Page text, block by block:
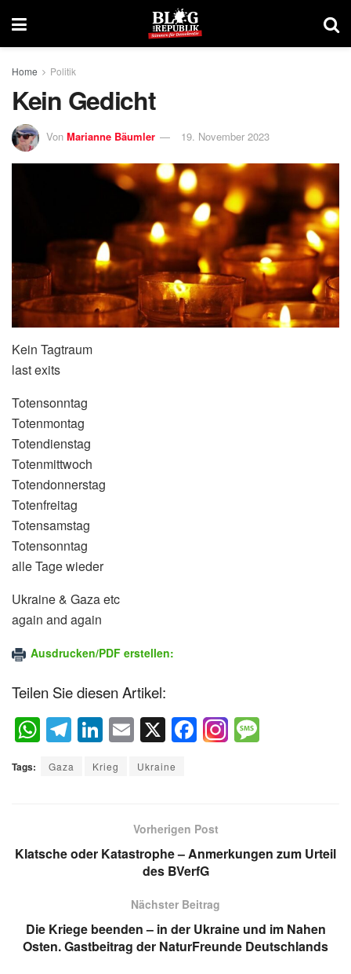
Home Politik
Kein Gedicht
Von Marianne Bäumler 19. November 2023
Kein Tagtraum
last exits
Totensonntag
Totenmontag
Totendienstag
Totenmittwoch
Totendonnerstag
Totenfreitag
Totensamstag
Totensonntag
alle Tage wieder
Ukraine & Gaza etc
again and again
Ausdrucken/PDF erstellen:
Teilen Sie diesen Artikel:
W
h
at
p
T
el
e
m
Li
n
k
n
E
m
ail
X F
a
b
o
o
k
e
Tags: Gaza Krieg Ukraine
Vorherigen Post
Klatsche oder Katastrophe – Anmerkungen zum Urteil
des BVerfG
Nächster Beitrag
Die Kriege beenden – in der Ukraine und im Nahen
Osten. Gastbeitrag der NaturFreunde Deutschlands